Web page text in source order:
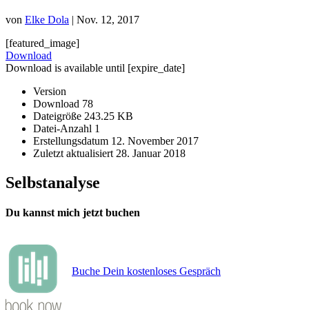
von Elke Dola | Nov. 12, 2017
[featured_image]
Download
Download is available until [expire_date]
Version
Download 78
Dateigröße 243.25 KB
Datei-Anzahl 1
Erstellungsdatum 12. November 2017
Zuletzt aktualisiert 28. Januar 2018
Selbstanalyse
Du kannst mich jetzt buchen
Buche Dein kostenloses Gespräch